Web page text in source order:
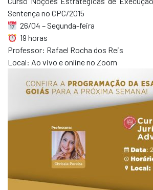
Sentença no CPC/2015
26/04 – Segunda-feira
19 horas
Professor: Rafael Rocha dos Reis
Local: Ao vivo e online no Zoom